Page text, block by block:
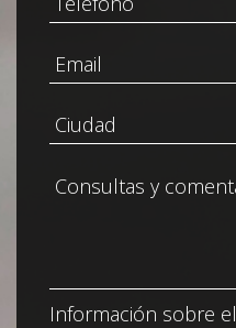
Información sobre el